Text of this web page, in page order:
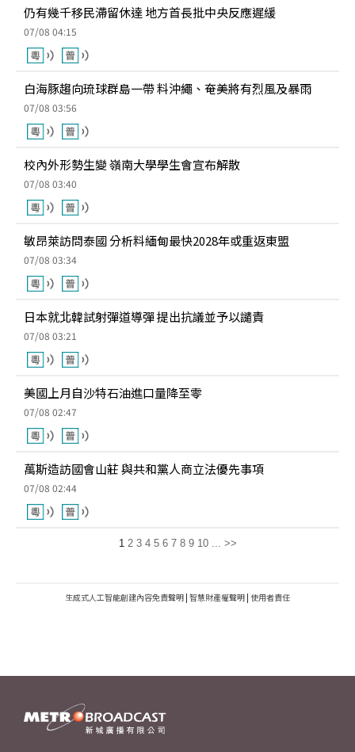
仍有幾千移民滯留休達 地方首長批中央反應遲緩
07/08 04:15
白海豚趨向琉球群島一帶 料沖繩、奄美將有烈風及暴雨
07/08 03:56
校內外形勢生變 嶺南大學學生會宣布解散
07/08 03:40
敏昂萊訪問泰國 分析料緬甸最快2028年或重返東盟
07/08 03:34
日本就北韓試射彈道導彈 提出抗議並予以譴責
07/08 03:21
美國上月自沙特石油進口量降至零
07/08 02:47
萬斯造訪國會山莊 與共和黨人商立法優先事項
07/08 02:44
1 2 3 4 5 6 7 8 9 10 ... >>
生成式人工智能創建內容免責聲明 | 智慧財產權聲明 | 使用者責任